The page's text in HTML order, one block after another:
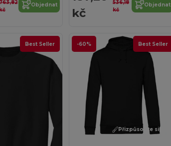
Objednat
kč
536,18
kč
Objednat
Best Seller -60% Best Seller
Přizpůsobte si to!